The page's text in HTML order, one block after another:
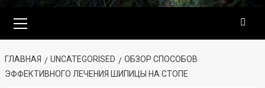
меню
ГЛАВНАЯ UNCATEGORISED
ОБЗОР СПОСОБОВ
ЭФФЕКТИВНОГО ЛЕЧЕНИЯ ШИПИЦЫ НА СТОПЕ